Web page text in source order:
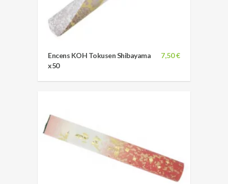
7,50 €
Encens KOH Tokusen Shibayama
x50